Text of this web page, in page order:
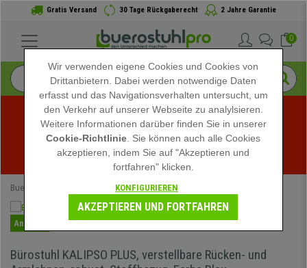
Gratis Versand 30 Tage Rückgaberecht 2 Jahre Garantie
0
Sommerschlussverkauf bei buerostuhlpro! Exklusive
Rabatte für kurze Zeit - Aktion ansehen -
Buerostuhlpro Schreibtischstühle
Angebot
Bürostuhl KALIPSO PLUS, verstellbare Rücken- und
Wir verwenden eigene Cookies und Cookies von
Drittanbietern. Dabei werden notwendige Daten
erfasst und das Navigationsverhalten untersucht, um
den Verkehr auf unserer Webseite zu analylsieren.
Weitere Informationen darüber finden Sie in unserer
Cookie-Richtlinie . Sie können auch alle Cookies
akzeptieren, indem Sie auf "Akzeptieren und
fortfahren" klicken.
KONFIGURIEREN
AKZEPTIEREN UND FORTFAHREN